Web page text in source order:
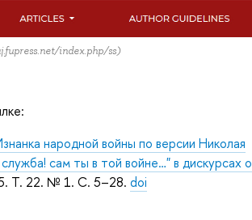
index.php/ss)
народной войны по версии Николая
сам ты в той войне…" в дискурсах о
Т. 22. № 1. С. 5–28. doi